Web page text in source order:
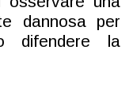
dannosa per
difendere la